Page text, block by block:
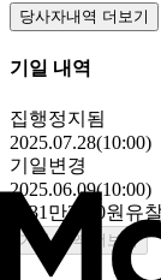
당사자내역 더보기
기일 내역
집행정지됨
2025.07.28(10:00)
기일변경
2025.06.09(10:00)
3331만2000원 유
기일 내역 더보기